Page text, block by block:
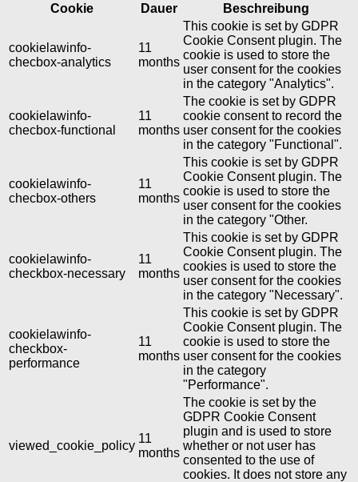
Cookie
Dauer Beschreibung
cookielawinfo-
checbox-analytics
11
months
This cookie is set by GDPR
Cookie Consent plugin. The
cookie is used to store the
user consent for the cookies
in the category "Analytics".
cookielawinfo-
checbox-functional
11
months
The cookie is set by GDPR
cookie consent to record the
user consent for the cookies
in the category "Functional".
cookielawinfo-
checbox-others
11
months
This cookie is set by GDPR
Cookie Consent plugin. The
cookie is used to store the
user consent for the cookies
in the category "Other.
cookielawinfo-
checkbox-necessary
11
months
This cookie is set by GDPR
Cookie Consent plugin. The
cookies is used to store the
user consent for the cookies
in the category "Necessary".
cookielawinfo-
checkbox-
performance
11
months
This cookie is set by GDPR
Cookie Consent plugin. The
cookie is used to store the
user consent for the cookies
in the category
"Performance".
viewed_cookie_policy
11
months
The cookie is set by the
GDPR Cookie Consent
plugin and is used to store
whether or not user has
consented to the use of
cookies. It does not store any